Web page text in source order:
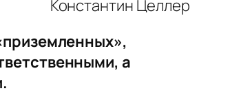
Константин Целлер
а